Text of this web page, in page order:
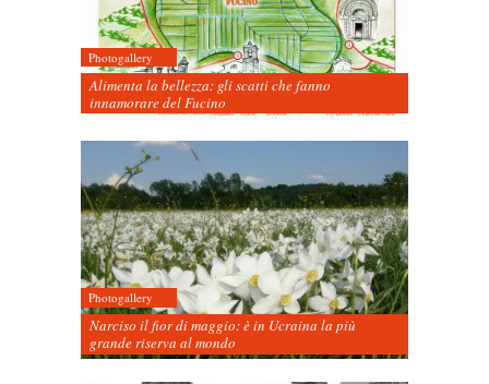
Photogallery
Alimenta la bellezza: gli scatti che fanno
innamorare del Fucino
Photogallery
Narciso il fior di maggio: è in Ucraina la più
grande riserva al mondo